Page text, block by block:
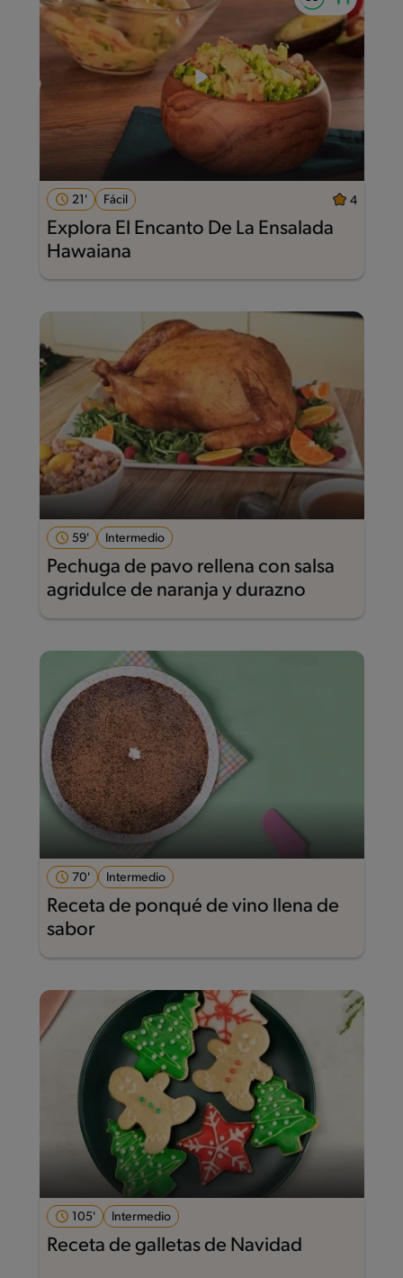
21' Fácil 4
Explora El Encanto De La Ensalada
Hawaiana
59' Intermedio
Pechuga de pavo rellena con salsa
agridulce de naranja y durazno
70' Intermedio
Receta de ponqué de vino llena de
sabor
105' Intermedio
Receta de galletas de Navidad